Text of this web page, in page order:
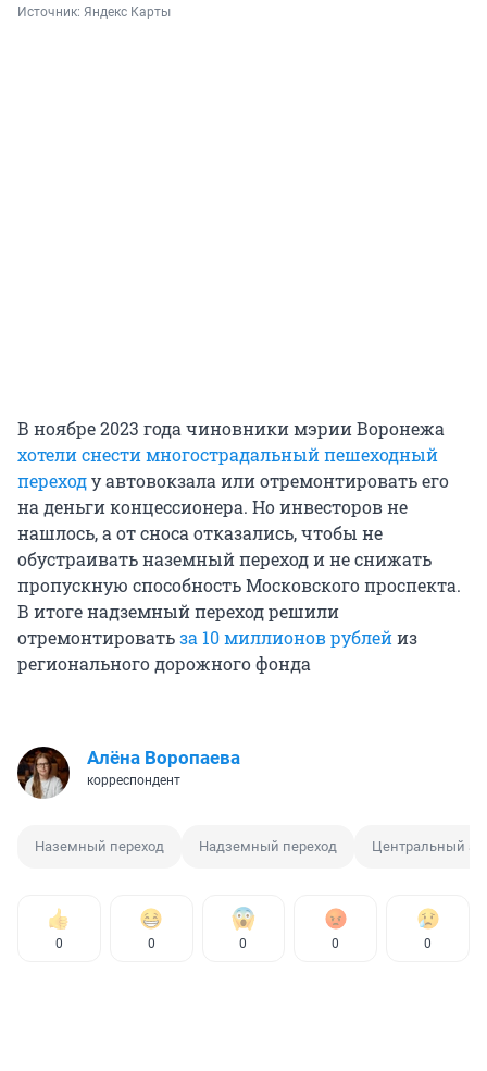
Источник: Яндекс Карты
В ноябре 2023 года чиновники мэрии Воронежа
хотели снести многострадальный пешеходный
переходу автовокзала или отремонтировать его
на деньги концессионера. Но инвесторов не
нашлось, а от сноса отказались, чтобы не
обустраивать наземный переход и не снижать
пропускную способность Московского проспекта.
В итоге надземный переход решили
отремонтироватьза 10 миллионов рублейиз
регионального дорожного фонда
Алёна Воропаева
корреспондент
Наземный переход Надземный переход Центральный
0 0 0 0 0